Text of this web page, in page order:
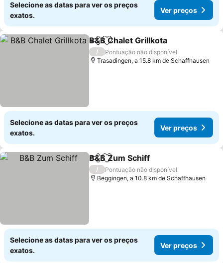
Selecione as datas para ver os preços
exatos.
Ver preços
PartilharAdicionar aos favoritos
B&B Chalet Grillkota
/
Pontuação não disponível
Trasadingen, a 15.8 km de Schaffhausen
Selecione as datas para ver os preços
exatos.
Ver preços
PartilharAdicionar aos favoritos
B&B Zum Schiff
/
Pontuação não disponível
Beggingen, a 10.8 km de Schaffhausen
Selecione as datas para ver os preços
exatos.
Ver preços